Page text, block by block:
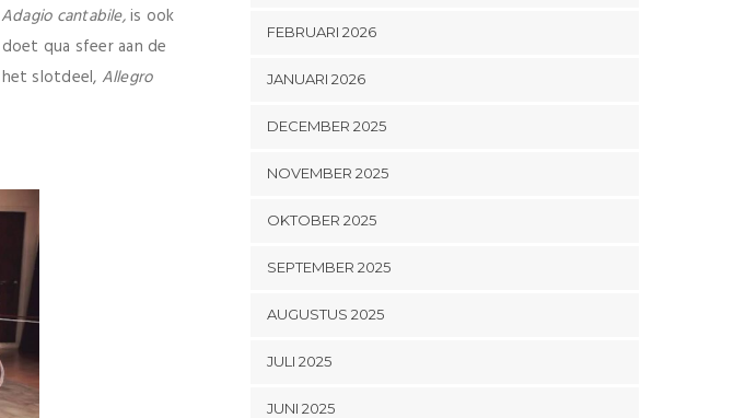
Adagio cantabile,is ook
qua sfeer aan de
slotdeel, Allegro
FEBRUARI 2026
JANUARI 2026
DECEMBER 2025
NOVEMBER 2025
OKTOBER 2025
SEPTEMBER 2025
AUGUSTUS 2025
JULI 2025
JUNI 2025